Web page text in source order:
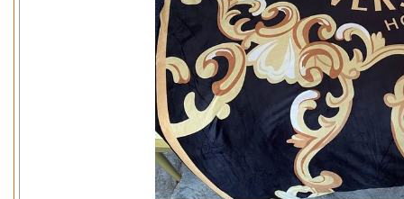
下一张